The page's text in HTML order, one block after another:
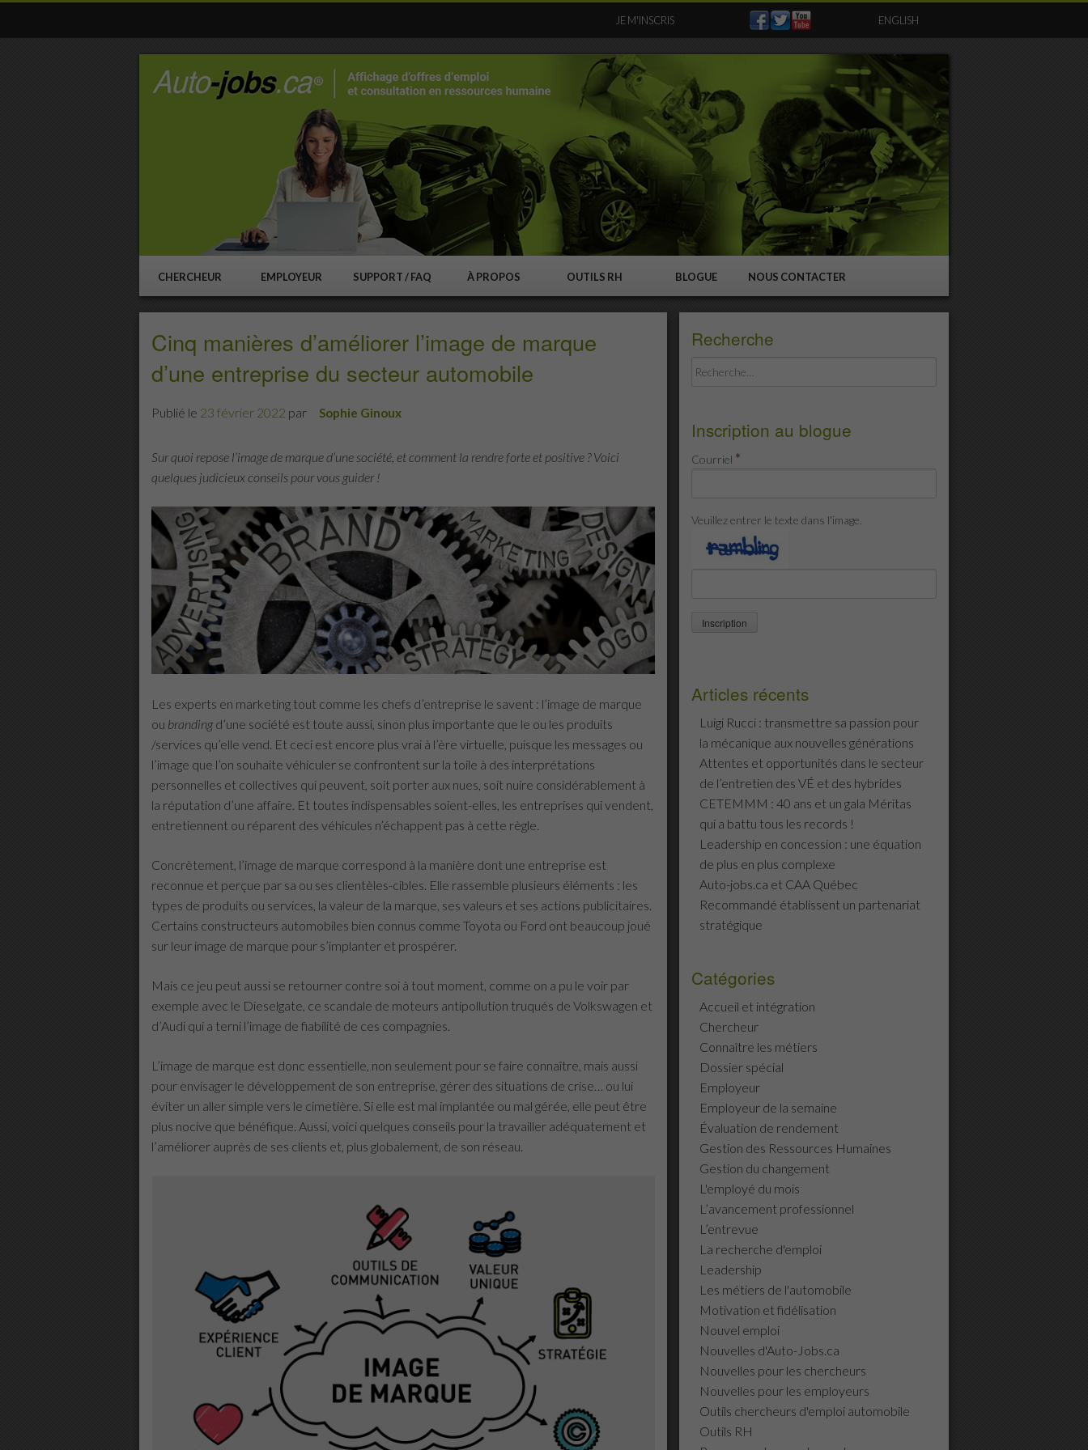
JE M'INSCRIS ENGLISH
CHERCHEUR EMPLOYEUR SUPPORT / FAQ À PROPOS OUTILS RH BLOGUE NOUS CONTACTER
Cinq manières d’améliorer l’image de marque
d’une entreprise du secteur automobile
Publié le 23 février 2022 par Sophie Ginoux
Sur quoi repose l’image de marque d’une société, et comment la rendre forte et positive ? Voici
quelques judicieux conseils pour vous guider !
Les experts en marketing tout comme les chefs d’entreprise le savent : l’image de marque
ou branding d’une société est toute aussi, sinon plus importante que le ou les produits
/services qu’elle vend. Et ceci est encore plus vrai à l’ère virtuelle, puisque les messages ou
l’image que l’on souhaite véhiculer se confrontent sur la toile à des interprétations
personnelles et collectives qui peuvent, soit porter aux nues, soit nuire considérablement à
la réputation d’une affaire. Et toutes indispensables soient-elles, les entreprises qui vendent,
entretiennent ou réparent des véhicules n’échappent pas à cette règle.
Concrètement, l’image de marque correspond à la manière dont une entreprise est
reconnue et perçue par sa ou ses clientèles-cibles. Elle rassemble plusieurs éléments : les
types de produits ou services, la valeur de la marque, ses valeurs et ses actions publicitaires.
Certains constructeurs automobiles bien connus comme Toyota ou Ford ont beaucoup joué
sur leur image de marque pour s’implanter et prospérer.
Mais ce jeu peut aussi se retourner contre soi à tout moment, comme on a pu le voir par
exemple avec le Dieselgate, ce scandale de moteurs antipollution truqués de Volkswagen et
d’Audi qui a terni l’image de fiabilité de ces compagnies.
L’image de marque est donc essentielle, non seulement pour se faire connaître, mais aussi
pour envisager le développement de son entreprise, gérer des situations de crise… ou lui
éviter un aller simple vers le cimetière. Si elle est mal implantée ou mal gérée, elle peut être
plus nocive que bénéfique. Aussi, voici quelques conseils pour la travailler adéquatement et
l’améliorer auprès de ses clients et, plus globalement, de son réseau.
Recherche
Rechercher :
Inscription au blogue
Courriel *
Veuillez entrer le texte dans l'image.
Articles récents
Luigi Rucci : transmettre sa passion pour
la mécanique aux nouvelles générations
Attentes et opportunités dans le secteur
de l’entretien des VÉ et des hybrides
CETEMMM : 40 ans et un gala Méritas
qui a battu tous les records !
Leadership en concession : une équation
de plus en plus complexe
Auto-jobs.ca et CAA Québec
Recommandé établissent un partenariat
stratégique
Catégories
Accueil et intégration
Chercheur
Connaître les métiers
Dossier spécial
Employeur
Employeur de la semaine
Évaluation de rendement
Gestion des Ressources Humaines
Gestion du changement
L'employé du mois
L’avancement professionnel
L’entrevue
La recherche d'emploi
Leadership
Les métiers de l'automobile
Motivation et fidélisation
Nouvel emploi
Nouvelles d'Auto-Jobs.ca
Nouvelles pour les chercheurs
Nouvelles pour les employeurs
Outils chercheurs d'emploi automobile
Outils RH